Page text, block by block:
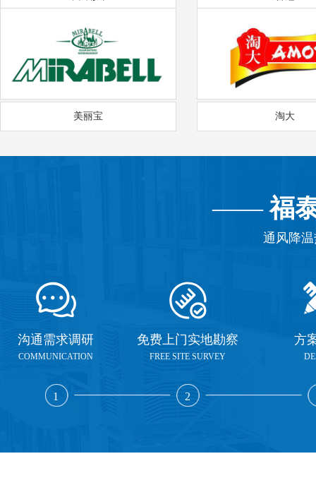
美丽宝 淘大
——福
通风降
沟通需求调研
COMMUNICATION
1
免费上门实地勘察
FREE SITE SURVEY
2
方